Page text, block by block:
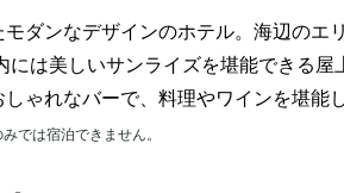
ダンなデザインのホテル。海辺のエ
は美しいサンライズを堪能できる屋
ゃれなバーで、料理やワインを堪能
では宿泊できません。